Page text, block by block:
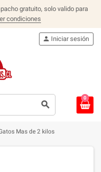
gratuito, solo valido para
condiciones
search
person Iniciar sesión
0
Mas de 2 kilos